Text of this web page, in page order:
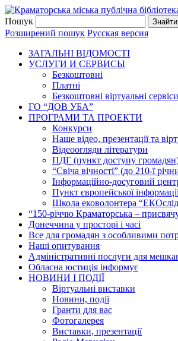
Пошук
Розширений пошук Русская версия
ЗАГАЛЬНI ВIДОМОСТI
УСЛУГИ И СЕРВИСЫ
Безкоштовнi
Платні
Безкоштовні віртуальні сервіси
ГО “ДОВ УБА”
ПРОГРАМИ ТА ПРОЕКТИ
Конкурси
Наше відео, презентації та
Відеоогляди літератури
ПДГ (пункт доступу громадян)
“Свіча вічності” (до 210-ї
Інформаційно-досуговий
Пункт європейської
Школа ековолонтера
“150-річчю Краматорська –
Донеччина у просторі і часі
Все для громадян з особливими
Наші опитування
Адміністративні послуги для
Обласна юстиція інформує
НОВИНИ I ПОДIЇ
Вiртуальнi виставки
Новини, подiї
Гранти для вас
Фотогалерея
Виставки, презентації